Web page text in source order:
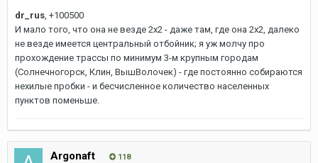
dr_rus, +100500
И мало того, что она не везде 2х2 - даже там, где она 2х2, далеко
не везде имеется центральный отбойник; я уж молчу про
прохождение трассы по минимум 3-м крупным городам
(Солнечногорск, Клин, ВышВолочек) - где постоянно собираются
нехилые пробки - и бесчисленное количество населенных
пунктов поменьше.
Argonaft 118